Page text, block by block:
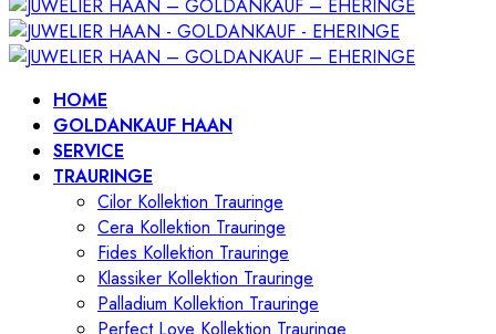
HOME
GOLDANKAUF HAAN
SERVICE
TRAURINGE
Cilor Kollektion Trauringe
Cera Kollektion Trauringe
Fides Kollektion Trauringe
Klassiker Kollektion Trauringe
Palladium Kollektion Trauringe